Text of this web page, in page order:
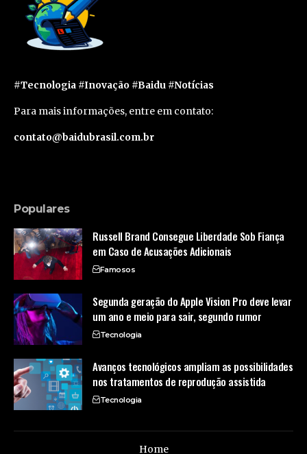
#Tecnologia #Inovação #Baidu #Notícias
Para mais informações, entre em contato:
contato@baidubrasil.com.br
Populares
Russell Brand Consegue Liberdade Sob Fiança
em Caso de Acusações Adicionais
Famosos
Segunda geração do Apple Vision Pro deve levar
um ano e meio para sair, segundo rumor
Tecnologia
Avanços tecnológicos ampliam as possibilidades
nos tratamentos de reprodução assistida
Tecnologia
Home